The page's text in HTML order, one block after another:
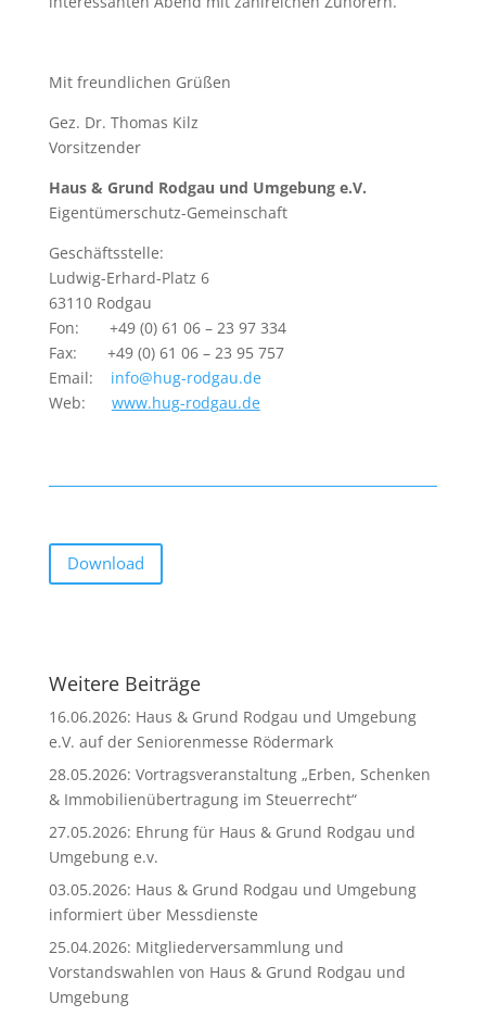
Mit freundlichen Grüßen
Gez. Dr. Thomas Kilz
Vorsitzender
Haus & Grund Rodgau und Umgebung e.V.
Eigentümerschutz-Gemeinschaft
Geschäftsstelle:
Ludwig-Erhard-Platz 6
63110 Rodgau
Fon: +49 (0) 61 06 – 23 97 334
Fax: +49 (0) 61 06 – 23 95 757
Email: info@hug-rodgau.de
Web: www.hug-rodgau.de
Download
Weitere Beiträge
16.06.2026: Haus & Grund Rodgau und Umgebung
e.V. auf der Seniorenmesse Rödermark
28.05.2026: Vortragsveranstaltung „Erben, Schenken
& Immobilienübertragung im Steuerrecht“
27.05.2026: Ehrung für Haus & Grund Rodgau und
Umgebung e.v.
03.05.2026: Haus & Grund Rodgau und Umgebung
informiert über Messdienste
25.04.2026: Mitgliederversammlung und
Vorstandswahlen von Haus & Grund Rodgau und
Umgebung